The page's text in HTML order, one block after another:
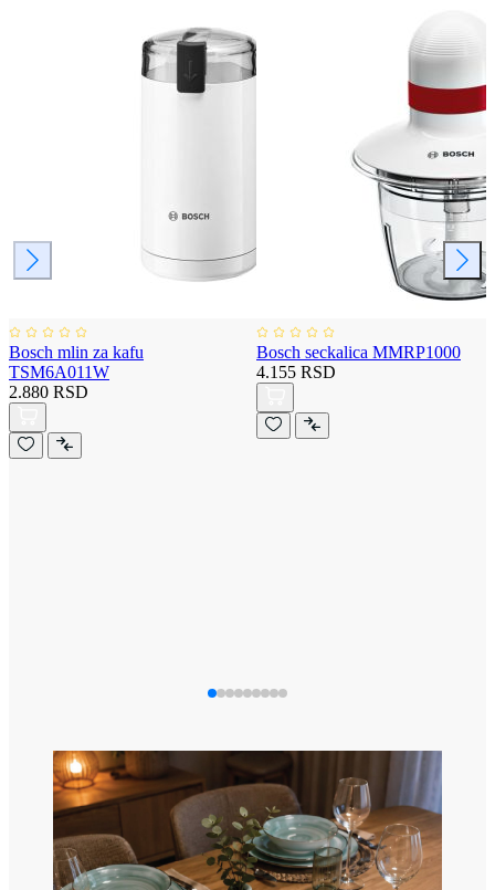
Bosch mlin za kafu
TSM6A011W
2.880 RSD
Bosch seckalica MMRP1000
4.155 RSD